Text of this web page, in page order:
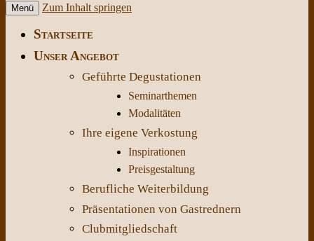
Menü Zum Inhalt springen
Startseite
Unser Angebot
Geführte Degustationen
Seminarthemen
Modalitäten
Ihre eigene Verkostung
Inspirationen
Preisgestaltung
Berufliche Weiterbildung
Präsentationen von Gastrednern
Clubmitgliedschaft